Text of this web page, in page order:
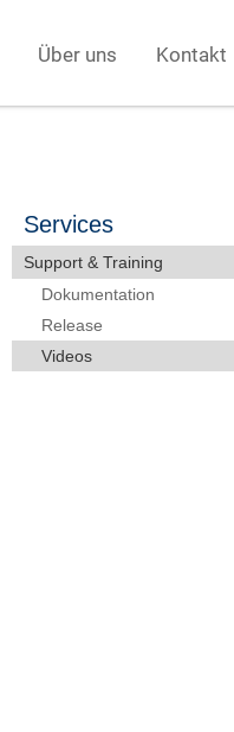
Über uns Kontakt
Services
Support & Training
Dokumentation
Release
Videos